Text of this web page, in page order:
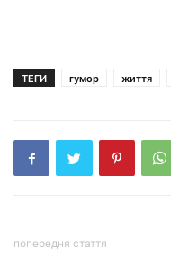
ТЕГИ гумор життя
попередня стаття